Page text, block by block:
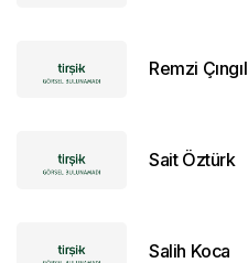
Remzi Çıngıl
Sait Öztürk
Salih Koca